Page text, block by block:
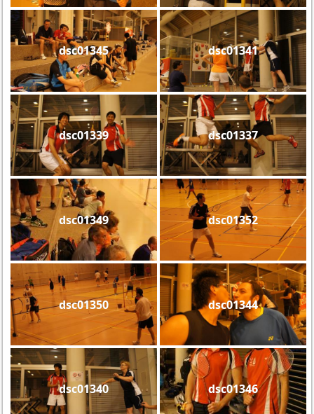
dsc01345 dsc01341
dsc01339 dsc01337
dsc01349 dsc01352
dsc01350 dsc01344
dsc01340 dsc01346